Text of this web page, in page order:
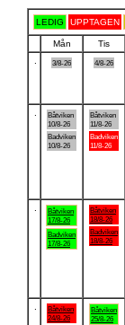
LEDIG UPPTAGEN
Mån Tis
3/8-26 4/8-26
Båtviken
10/8-26
Badviken
10/8-26
Båtviken
11/8-26
Badviken
11/8-26
Båtviken
17/8-26
Badviken
17/8-26
Båtviken
18/8-26
Badviken
18/8-26
Båtviken
24/8-26
Båtviken
25/8-26